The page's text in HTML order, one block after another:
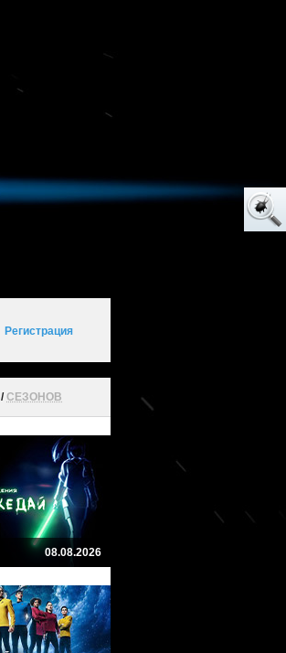
Регистрация
/СЕЗОНОВ
08.08.2026